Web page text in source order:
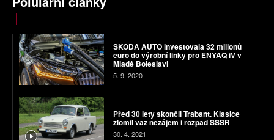
ŠKODA AUTO investovala 32 milionů
euro do výrobní linky pro ENYAQ iV v
Mladé Boleslavi
5. 9. 2020
Před 30 lety skončil Trabant. Klasice
zlomil vaz nezájem i rozpad SSSR
30. 4. 2021